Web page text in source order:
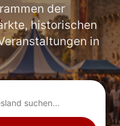
der
historischen
in